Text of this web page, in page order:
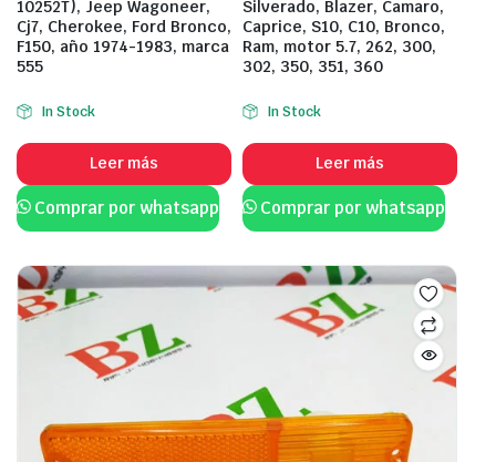
10252T), Jeep Wagoneer,
Cj7, Cherokee, Ford Bronco,
F150, año 1974-1983, marca
555
In Stock
Leer más
Comprar por whatsapp
Silverado, Blazer, Camaro,
Caprice, S10, C10, Bronco,
Ram, motor 5.7, 262, 300,
302, 350, 351, 360
In Stock
Leer más
Comprar por whatsapp